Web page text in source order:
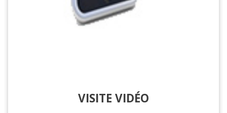
VISITE VIDÉO